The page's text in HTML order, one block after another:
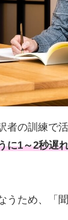
の訓練で
に1～2秒遅
うため、「